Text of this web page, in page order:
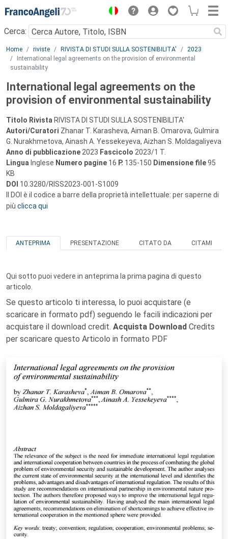
Menu
Cerca:
Main content
Home riviste RIVISTA DI STUDI SULLA SOSTENIBILITA'
2023
International legal agreements on the provision of environmental
sustainability
International legal agreements on the
provision of environmental sustainability
Titolo Rivista RIVISTA DI STUDI SULLA SOSTENIBILITA'
Autori/Curatori Zhanar T. Karasheva, Aiman B. Omarova, Gulmira
G. Nurakhmetova, Ainash A. Yessekeyeva, Aizhan S. Moldagaliyeva
Anno di pubblicazione 2023 Fascicolo 2023/1 T.
Lingua Inglese Numero pagine 16 P. 135-150 Dimensione file95
KB
DOI 10.3280/RISS2023-001-S1009
Il DOI è il codice a barre della proprietà intellettuale: per saperne di
più clicca qui
ANTEPRIMA PRESENTAZIONE CITATO DA CITAMI
Qui sotto puoi vedere in anteprima la prima pagina di questo
articolo.
Se questo articolo ti interessa, lo puoi acquistare (e
scaricare in formato pdf) seguendo le facili indicazioni per
acquistare il download credit. Acquista Download Credits
per scaricare questo Articolo in formato PDF